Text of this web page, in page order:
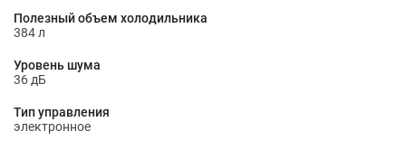
Полезный объем холодильника
384 л
Уровень шума
36 дБ
Тип управления
электронное